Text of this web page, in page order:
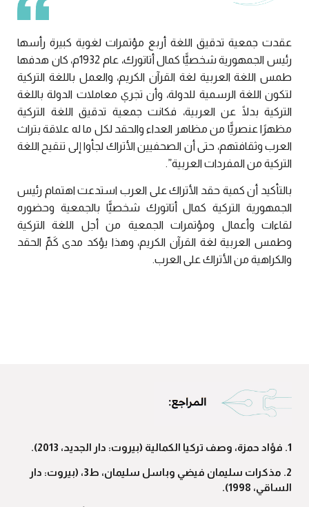
عقدت جمعية تدقيق اللغة أربع مؤتمرات لغوية كبيرة رأسها
رئيس الجمهورية شخصيًّا كمال أتاتورك، عام 1932م، كان هدفها
طمس اللغة العربية لغة القرآن الكريم، والعمل باللغة التركية
لتكون اللغة الرسمية للدولة، وأن تجري معاملات الدولة باللغة
التركية بدلًا عن العربية، فكانت جمعية تدقيق اللغة التركية
مظهرًا عنصريًّا من مظاهر العداء والحقد لكل ما له علاقة بتراث
العرب وثقافتهم، حتى أن الصحفيين الأتراك لجأوا إلى تنقيح اللغة
التركية من المفردات العربية”.
بالتأكيد أن كمية حقد الأتراك على العرب استدعت اهتمام رئيس
الجمهورية التركية كمال أتاتورك شخصيًّا بالجمعية وحضوره
لقاءات وأعمال ومؤتمرات الجمعية من أجل اللغة التركية
وطمس العربية لغة القرآن الكريم، وهذا يؤكد مدى كَمِّ الحقد
والكراهية من الأتراك على العرب.
1. فؤاد حمزة، وصف تركيا الكمالية (بيروت: دار الجديد، 2013).
2. مذكرات سليمان فيضي وباسل سليمان، ط3، (بيروت: دار
الساقي، 1998).